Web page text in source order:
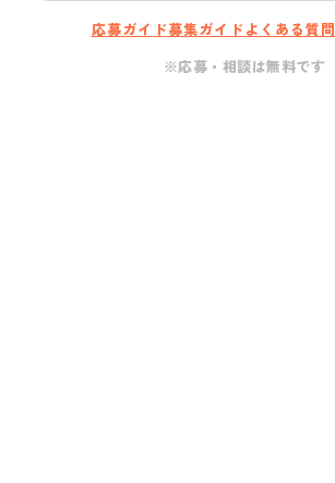
応募ガイド募集ガイド よくある質問
※応募・相談は無料です